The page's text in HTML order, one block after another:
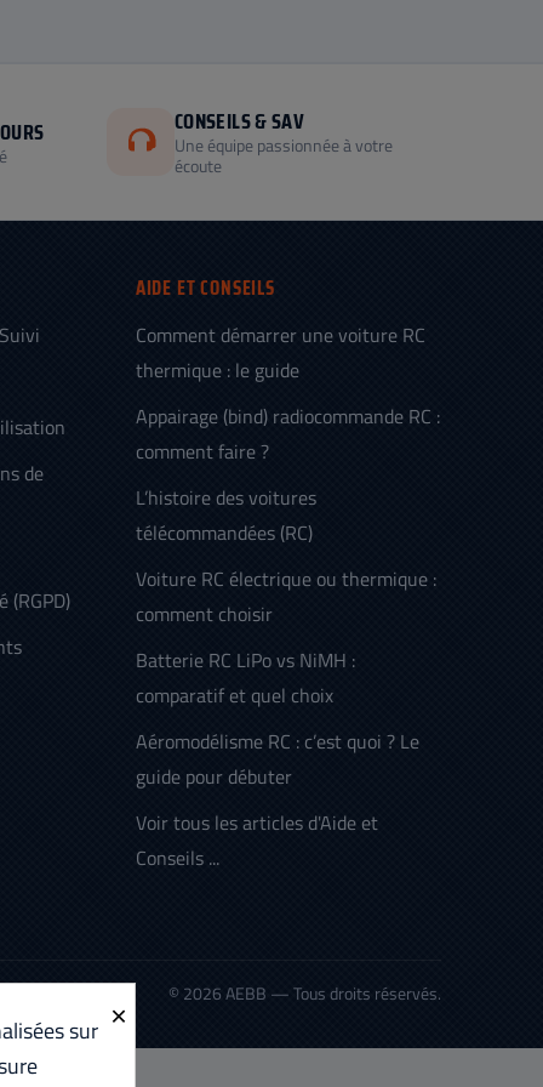
CONSEILS & SAV
Une équipe passionnée à votre
écoute
de
AIDE ET CONSEILS
Comment démarrer une voiture RC
thermique : le guide
Appairage (bind) radiocommande RC :
comment faire ?
L’histoire des voitures
télécommandées (RC)
Voiture RC électrique ou thermique :
comment choisir
Batterie RC LiPo vs NiMH :
comparatif et quel choix
Aéromodélisme RC : c’est quoi ? Le
guide pour débuter
Voir tous les articles d'Aide et
Conseils ...
© 2026 AEBB — Tous droits réservés.
×
sur